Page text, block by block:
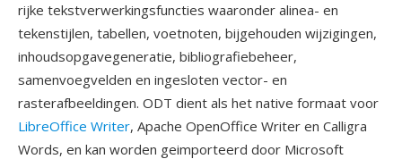
rijke tekstverwerkingsfuncties waaronder alinea- en
tekenstijlen, tabellen, voetnoten, bijgehouden wijzigingen,
inhoudsopgavegeneratie, bibliografiebeheer,
samenvoegvelden en ingesloten vector- en
rasterafbeeldingen. ODT dient als het native formaat voor
LibreOffice Writer, Apache OpenOffice Writer en Calligra
Words, en kan worden geimporteerd door Microsoft